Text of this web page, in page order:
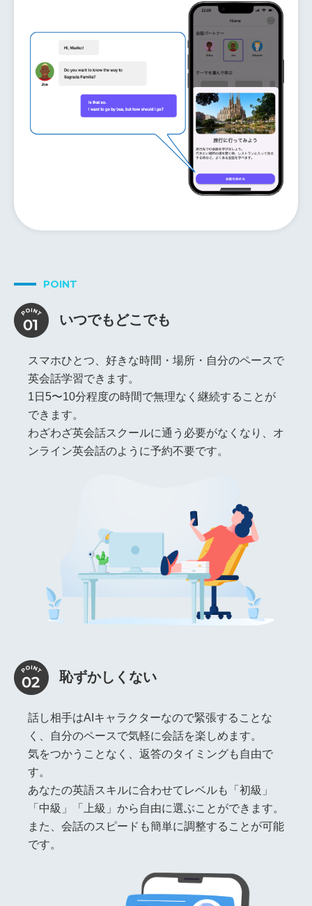
POINT
いつでもどこでも
スマホひとつ、好きな時間・場所・自分のペースで
英会話学習できます。
1日5〜10分程度の時間で無理なく継続することが
できます。
わざわざ英会話スクールに通う必要がなくなり、オ
ンライン英会話のように予約不要です。
恥ずかしくない
話し相手はAIキャラクターなので緊張することな
く、自分のペースで気軽に会話を楽しめます。
気をつかうことなく、返答のタイミングも自由で
す。
あなたの英語スキルに合わせてレベルも「初級」
「中級」「上級」から自由に選ぶことができます。
また、会話のスピードも簡単に調整することが可能
です。